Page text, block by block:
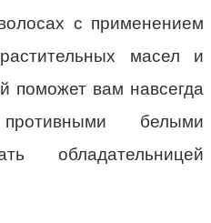
с применением
масел и
поможет вам навсегда
белыми
обладательницей